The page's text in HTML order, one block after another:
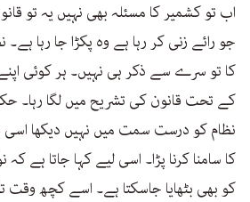
اب تو کشمیر کا مسئلہ بھی نہیں یہ تو
جو رائے زنی کر رہا ہے وہ پکڑا جا رہا ہے۔
کا تو سرے سے ذکر ہی نہیں۔ ہر کوئی
کے تحت قانون کی تشریح میں لگا رہا۔
نظام کو درست سمت میں نہیں دیکھا
کا سامنا کرنا پڑا۔ اسی لیے کہا جاتا ہے
کو بھی بٹھایا جاسکتا ہے۔ اسے کچھ وقت